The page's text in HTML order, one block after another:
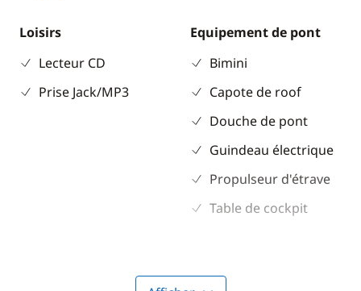
Loisirs
Lecteur CD
Prise Jack/MP3
Equipement de pont
Bimini
Capote de roof
Douche de pont
Guindeau électrique
Propulseur d'étrave
Table de cockpit